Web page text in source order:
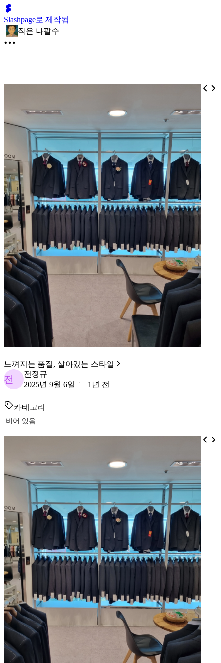
Slashpage로 제작됨
작은 나팔수
느껴지는 품질, 살아있는 스타일
전
전정규
2025년 9월 6일
1년 전
카테고리
비어 있음